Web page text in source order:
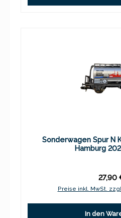
Sonderwagen Spur N
Hamburg
27,90
Preise inkl. MwSt.
In den